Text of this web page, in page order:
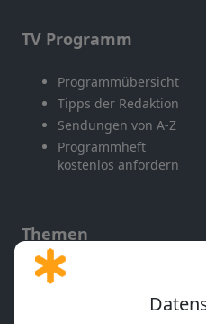
TV Programm
Programmübersicht
Tipps der Redaktion
Sendungen von A-Z
Programmheft
kostenlos anfordern
Themen
Gott und Bibel erklärt